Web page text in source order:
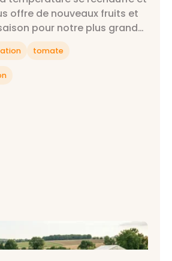
offre de nouveaux fruits et
pour notre plus grand
officiellement au mois de
juin !
tomate
légume AMAP Montpellier
?